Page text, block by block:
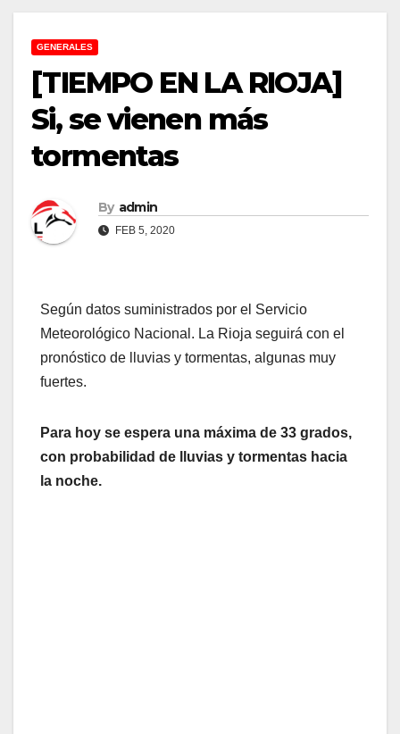
GENERALES
[TIEMPO EN LA RIOJA]
Si, se vienen más
tormentas
By admin
FEB 5, 2020
Según datos suministrados por el Servicio
Meteorológico Nacional. La Rioja seguirá con el
pronóstico de lluvias y tormentas, algunas muy
fuertes.
Para hoy se espera una máxima de 33 grados,
con probabilidad de lluvias y tormentas hacia
la noche.